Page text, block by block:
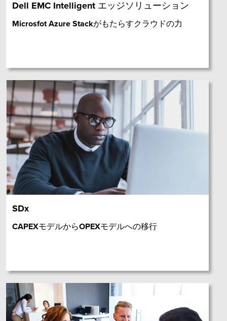
Dell EMC Intelligent エッジソリューション
Microsfot Azure Stackがもたらすクラウドの力
SDx
CAPEXモデルからOPEXモデルへの移行